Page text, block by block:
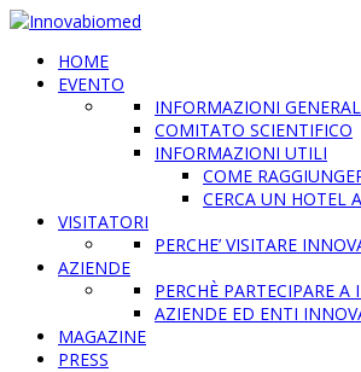
HOME
EVENTO
INFORMAZIONI
COMITATO SCIENTIFICO
INFORMAZIONI UTILI
COME
CERCA UN HOTEL
VISITATORI
PERCHE’ VISITARE
AZIENDE
PERCHÈ PARTECIPARE
AZIENDE ED ENTI
MAGAZINE
PRESS